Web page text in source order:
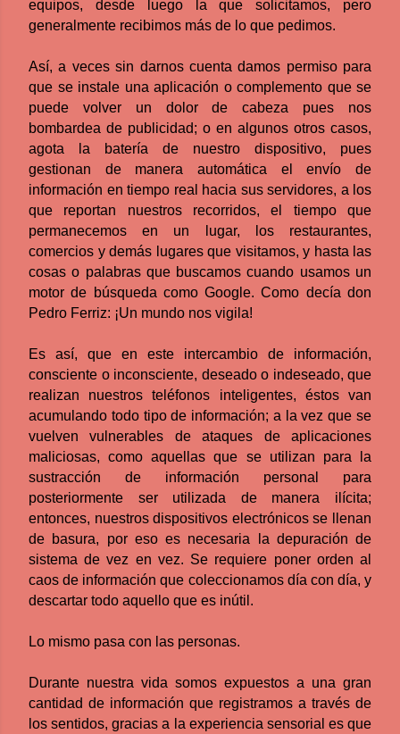
equipos, desde luego la que solicitamos, pero
generalmente recibimos más de lo que pedimos.
Así, a veces sin darnos cuenta damos permiso para
que se instale una aplicación o complemento que se
puede volver un dolor de cabeza pues nos
bombardea de publicidad; o en algunos otros casos,
agota la batería de nuestro dispositivo, pues
gestionan de manera automática el envío de
información en tiempo real hacia sus servidores, a los
que reportan nuestros recorridos, el tiempo que
permanecemos en un lugar, los restaurantes,
comercios y demás lugares que visitamos, y hasta las
cosas o palabras que buscamos cuando usamos un
motor de búsqueda como Google. Como decía don
Pedro Ferriz: ¡Un mundo nos vigila!
Es así, que en este intercambio de información,
consciente o inconsciente, deseado o indeseado, que
realizan nuestros teléfonos inteligentes, éstos van
acumulando todo tipo de información; a la vez que se
vuelven vulnerables de ataques de aplicaciones
maliciosas, como aquellas que se utilizan para la
sustracción de información personal para
posteriormente ser utilizada de manera ilícita;
entonces, nuestros dispositivos electrónicos se llenan
de basura, por eso es necesaria la depuración de
sistema de vez en vez. Se requiere poner orden al
caos de información que coleccionamos día con día, y
descartar todo aquello que es inútil.
Lo mismo pasa con las personas.
Durante nuestra vida somos expuestos a una gran
cantidad de información que registramos a través de
los sentidos, gracias a la experiencia sensorial es que